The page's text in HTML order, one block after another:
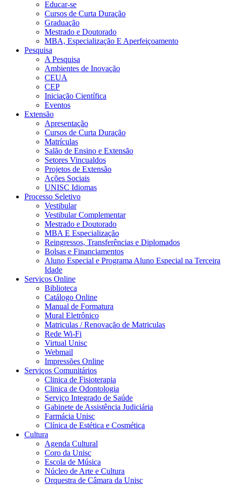
Educar-se
Cursos de Curta Duração
Graduação
Mestrado e Doutorado
MBA, Especialização E Aperfeiçoamento
Pesquisa
A Pesquisa
Ambientes de Inovação
CEUA
CEP
Iniciação Científica
Eventos
Extensão
Apresentação
Cursos de Curta Duração
Matrículas
Salão de Ensino e Extensão
Setores Vincualdos
Projetos de Extensão
Ações Sociais
UNISC Idiomas
Processo Seletivo
Vestibular
Vestibular Complementar
Mestrado e Doutorado
MBA E Especialização
Reingressos, Transferências e Diplomados
Bolsas e Financiamentos
Aluno Especial e Programa Aluno Especial na Terceira
Idade
Serviços Online
Biblioteca
Catálogo Online
Manual de Formatura
Mural Eletrônico
Matriculas / Renovação de Matriculas
Rede Wi-Fi
Virtual Unisc
Webmail
Impressões Online
Serviços Comunitários
Clinica de Fisioterapia
Clinica de Odontologia
Serviço Integrado de Saúde
Gabinete de Assistência Judiciária
Farmácia Unisc
Clínica de Estética e Cosmética
Cultura
Agenda Cultural
Coro da Unisc
Escola de Música
Núcleo de Arte e Cultura
Orquestra de Câmara da Unisc